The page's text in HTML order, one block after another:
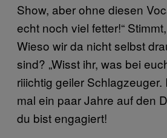
Show, aber ohne diesen
echt noch viel fetter!“
Wieso wir da nicht selbst
sind? „Wisst ihr, was bei
riiichtig geiler
mal ein paar Jahre auf den
du bist engagiert!